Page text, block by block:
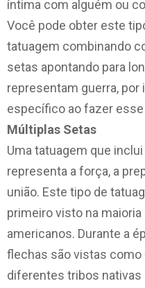
íntima com alguém ou
Você pode obter este
tatuagem combinando
setas apontando para
representam guerra,
específico ao fazer
Múltiplas Setas
Uma tatuagem que
representa a força, a
união. Este tipo de
primeiro visto na
americanos. Durante a
flechas são vistas como
diferentes tribos